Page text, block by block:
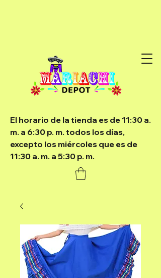
El horario de la tienda es de 11:30 a.
m. a 6:30 p. m. todos los días,
excepto los miércoles que es de
11:30 a. m. a 5:30 p. m.